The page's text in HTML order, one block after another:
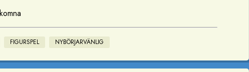
FIGURSPEL NYBÖRJARVÄNLIG